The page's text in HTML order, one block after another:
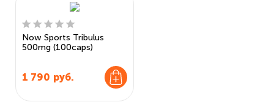
Now Sports Tribulus
500mg (100caps)
1 790 руб.